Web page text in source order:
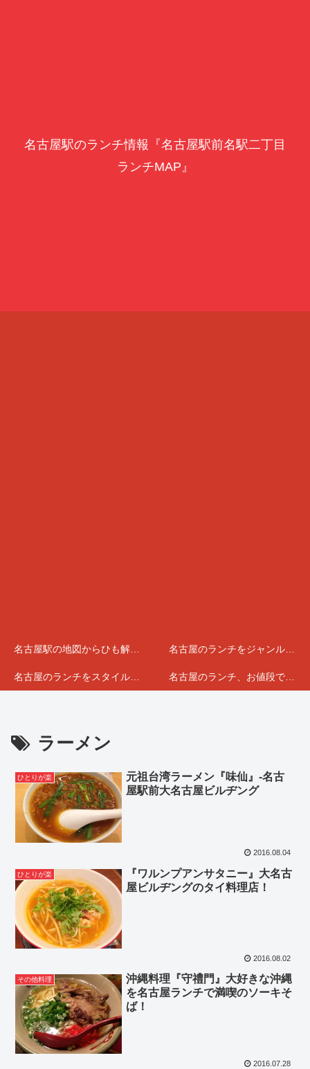
名古屋駅のランチ情報『名古屋駅前名駅二丁目
ランチMAP』
名古屋駅の地図からひも解くランチマップ 名古屋のランチをジャンルで分けてみました
名古屋のランチをスタイルで選んでみました 名古屋のランチ、お値段で分けてみました
ラーメン
ひとりが楽
元祖台湾ラーメン『味仙』-名古
屋駅前大名古屋ビルヂング
2016.08.04
ひとりが楽
『ワルンプアンサタニー』大名古
屋ビルヂングのタイ料理店！
2016.08.02
その他料理
沖縄料理『守禮門』大好きな沖縄
を名古屋ランチで満喫のソーキそ
ば！
2016.07.28